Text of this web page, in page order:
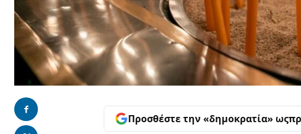
Προσθέστε την «δημοκρατία» ως